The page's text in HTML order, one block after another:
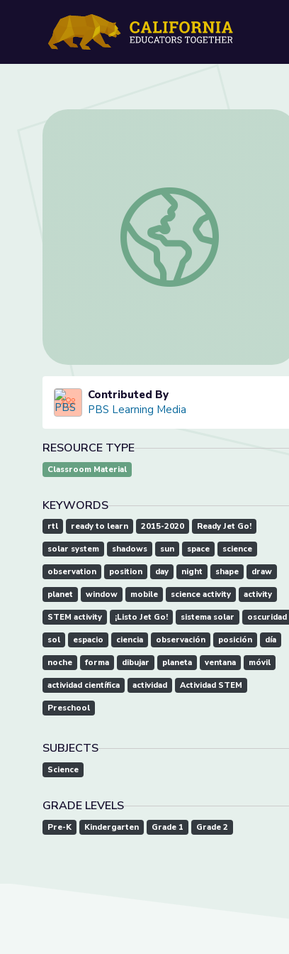
Observe Shadows with a Solar
Contributed By
PBS Learning Media
RESOURCE TYPE
Classroom Material
KEYWORDS
rtl ready to learn 2015-2020 Ready Jet Go!
solar system shadows sun space science
observation position day night shape draw
planet window mobile science activity activity
STEM activity ¡Listo Jet Go! sistema solar oscuridad
sol espacio ciencia observación posición día
noche forma dibujar planeta ventana móvil
actividad científica actividad Actividad STEM
Preschool
SUBJECTS
Science
GRADE LEVELS
Pre-K Kindergarten Grade 1 Grade 2